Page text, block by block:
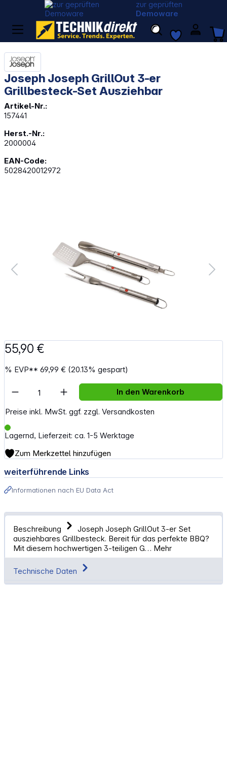
zur geprüften
Demoware
Joseph Joseph GrillOut 3-er
Grillbesteck-Set Ausziehbar
Artikel-Nr.:
157441
Herst.-Nr.:
2000004
EAN-Code:
5028420012972
55,90 €
% EVP**69,99 € (20.13% gespart)
Preise inkl. MwSt. ggf. zzgl. Versandkosten
Lagernd, Lieferzeit: ca. 1-5 Werktage
Artikel Anzahl: Gib den gewünschten
In den Warenkorb
Zum Merkzettel hinzufügen
weiterführende Links
Informationen nach EU Data Act
Beschreibung
Joseph Joseph GrillOut 3-er Set
ausziehbares Grillbesteck. Bereit für das perfekte BBQ?
Mit diesem hochwertigen 3-teiligen G… Mehr
Technische Daten